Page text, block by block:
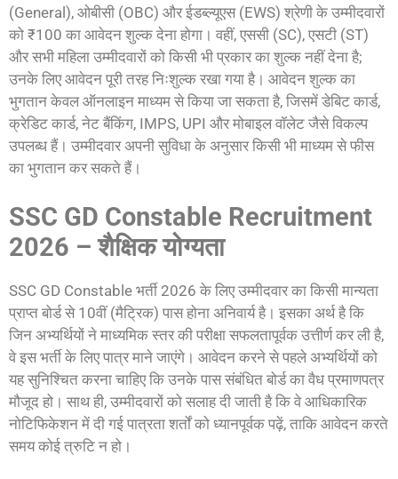
(General), ओबीसी (OBC) और ईडब्ल्यूएस (EWS) श्रेणी के उम्मीदवारों
को ₹100 का आवेदन शुल्क देना होगा। वहीं, एससी (SC), एसटी (ST)
और सभी महिला उम्मीदवारों को किसी भी प्रकार का शुल्क नहीं देना है;
उनके लिए आवेदन पूरी तरह निःशुल्क रखा गया है। आवेदन शुल्क का
भुगतान केवल ऑनलाइन माध्यम से किया जा सकता है, जिसमें डेबिट कार्ड,
क्रेडिट कार्ड, नेट बैंकिंग, IMPS, UPI और मोबाइल वॉलेट जैसे विकल्प
उपलब्ध हैं। उम्मीदवार अपनी सुविधा के अनुसार किसी भी माध्यम से फीस
का भुगतान कर सकते हैं।
SSC GD Constable Recruitment
2026 – शैक्षिक योग्यता
SSC GD Constable भर्ती 2026 के लिए उम्मीदवार का किसी मान्यता
प्राप्त बोर्ड से 10वीं (मैट्रिक) पास होना अनिवार्य है। इसका अर्थ है कि
जिन अभ्यर्थियों ने माध्यमिक स्तर की परीक्षा सफलतापूर्वक उत्तीर्ण कर ली है,
वे इस भर्ती के लिए पात्र माने जाएंगे। आवेदन करने से पहले अभ्यर्थियों को
यह सुनिश्चित करना चाहिए कि उनके पास संबंधित बोर्ड का वैध प्रमाणपत्र
मौजूद हो। साथ ही, उम्मीदवारों को सलाह दी जाती है कि वे आधिकारिक
नोटिफिकेशन में दी गई पात्रता शर्तों को ध्यानपूर्वक पढ़ें, ताकि आवेदन करते
समय कोई त्रुटि न हो।